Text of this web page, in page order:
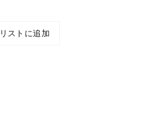
リストに追加